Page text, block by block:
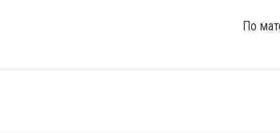
По